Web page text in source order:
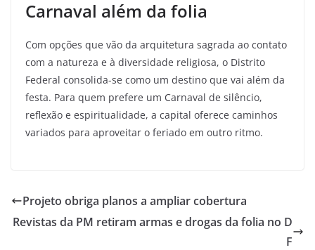
Carnaval além da folia
Com opções que vão da arquitetura sagrada ao contato
com a natureza e à diversidade religiosa, o Distrito
Federal consolida-se como um destino que vai além da
festa. Para quem prefere um Carnaval de silêncio,
reflexão e espiritualidade, a capital oferece caminhos
variados para aproveitar o feriado em outro ritmo.
Projeto obriga planos a ampliar cobertura
Revistas da PM retiram armas e drogas da folia no D
F